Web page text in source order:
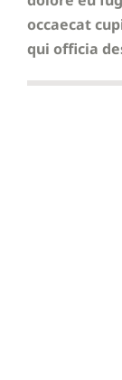
occaecat
qui officia